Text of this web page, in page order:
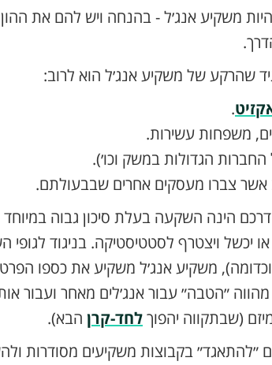
משקיע אנג׳ל - בהנחה ויש להם את
שהרקע של משקיע אנג׳ל הוא לרוב:
.
משפחות עשירות.
הגדולות במשק וכו׳).
אשר צברו מעסקים אחרים שבבעולתם.
הינה השקעה בעלת סיכון גבוה
יכשל ויצטרף לסטטיסטיקה. בניגוד לגופי
וכדומה), משקיע אנג׳ל משקיע את כספו
״הטבה״ עבור אנג׳לים מאחר ועבור
(שבתקווה יהפוךלחד-קרן הבא).
״להתאגד״ בקבוצות משקיעים מסודרות